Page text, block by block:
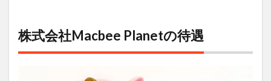
株式会社Macbee Planetの待遇